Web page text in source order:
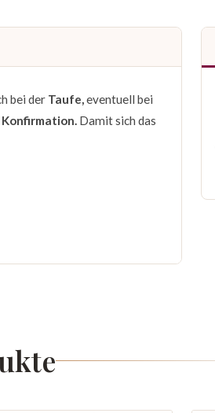
bei der Taufe,eventuell bei
Konfirmation. Damit sich das